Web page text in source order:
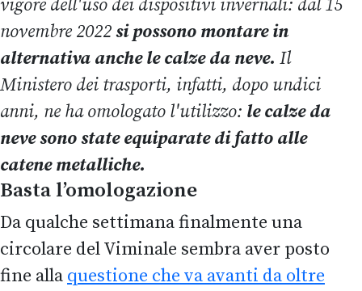
vigore dell'uso dei dispositivi invernali: dal 15
novembre 2022si possono montare in
alternativa anche le calze da neve. Il
Ministero dei trasporti, infatti, dopo undici
anni, ne ha omologato l'utilizzo: le calze da
neve sono state equiparate di fatto alle
catene metalliche.
Basta l’omologazione
Da qualche settimana finalmente una
circolare del Viminale sembra aver posto
fine alla questione che va avanti da oltre